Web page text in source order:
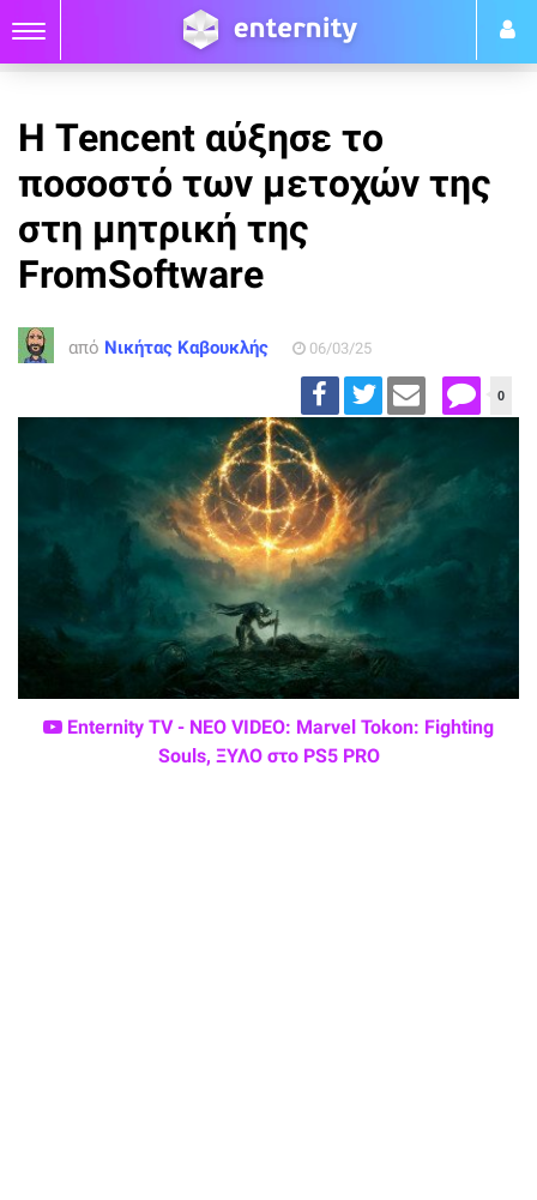
Η Tencent αύξησε το
ποσοστό των μετοχών της
στη μητρική της
FromSoftware
από Νικήτας Καβουκλής 06/03/25
0
Enternity TV - ΝΕΟ VIDEO: Marvel Tokon: Fighting
Souls, ΞΥΛΟ στο PS5 PRO